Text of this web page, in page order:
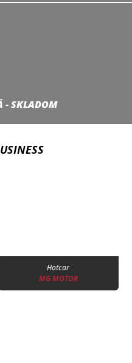
- SKLADOM
Hotcar
MG MOTOR